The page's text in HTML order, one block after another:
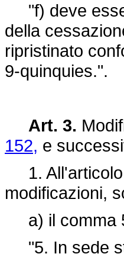
"f) deve
della
ripristinato
9-quinquies.".
Art. 3.
152, e
1. All'articolo
modificazioni,
a) il comma
"5. In sede